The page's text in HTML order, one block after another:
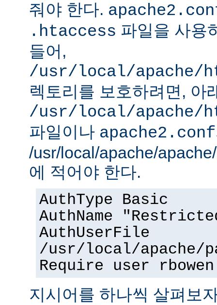
줘야 한다.
.htaccess 파일을 사용
들어,
/usr/local/apache/
렉토리를 보호하려면, 아
/usr/local/apache/
파일이나 apache2.conf
/usr/local/apache/
에 적어야 한다.
AuthType Basic
AuthName
AuthUserFile
/usr/local/apache/
Require user rbowen
지시어를 하나씩 살펴보